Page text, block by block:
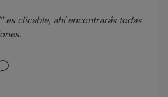
es clicable, ahí encontrarás todas